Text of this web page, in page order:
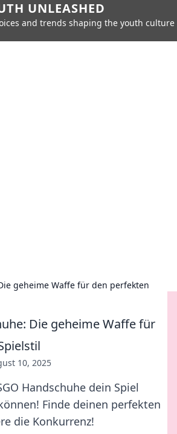
UNLEASHED
and trends shaping the youth culture
geheime Waffe für den perfekten
Die geheime Waffe für
10, 2025
Handschuhe dein Spiel
Finde deinen perfekten
die Konkurrenz!